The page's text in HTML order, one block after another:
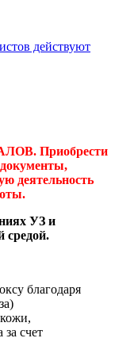
действуют
Приобрести
деятельность
УЗ и
средой.
благодаря
за счет